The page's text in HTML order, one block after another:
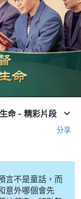
命 - 精彩片段
分享
言不是童話，而
意外哪個會先